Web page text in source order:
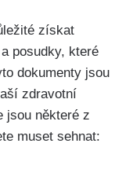
získat
posudky, které
dokumenty jsou
zdravotní
jsou některé z
muset sehnat: